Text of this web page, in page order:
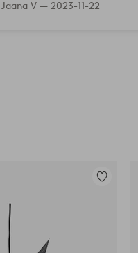
Jaana V — 2023-11-22
Legg